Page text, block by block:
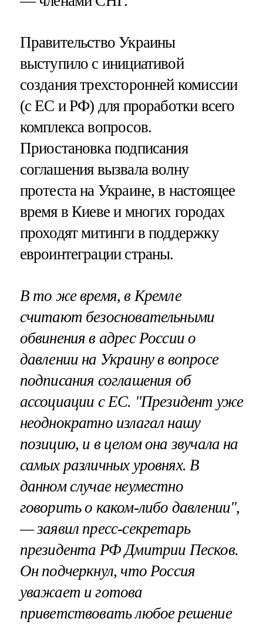
Правительство Украины
выступило с инициативой
создания трехсторонней комиссии
(с ЕС и РФ) для проработки всего
комплекса вопросов.
Приостановка подписания
соглашения вызвала волну
протеста на Украине, в настоящее
время в Киеве и многих городах
проходят митинги в поддержку
евроинтеграции страны.
В то же время,в Кремле
считают безосновательными
обвинения в адрес Россиио
давлении на Украину в вопросе
подписания соглашения об
ассоциации с ЕС. "Президент уже
неоднократно излагал нашу
позицию, и в целом она звучала на
самых различных уровнях. В
данном случае неуместно
говорить о каком-либо давлении",
— заявил пресс-секретарь
президента РФ Дмитрии Песков.
Он подчеркнул, что Россия
уважает и готова
приветствовать любое решение